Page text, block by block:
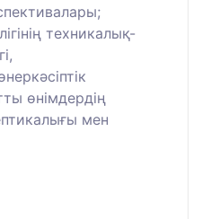
техникалық-
өнімдердің
мен